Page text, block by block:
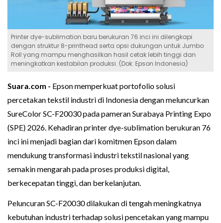
Printer dye-sublimation baru berukuran 76 inci ini dilengkapi
dengan struktur 8-printhead serta opsi dukungan untuk Jumbo
Roll yang mampu menghasilkan hasil cetak lebih tinggi dan
meningkatkan kestabilan produksi. (Dok: Epson Indonesia)
Suara.com - Epson memperkuat portofolio solusi
percetakan tekstil industri di Indonesia dengan meluncurkan
SureColor SC-F20030 pada pameran Surabaya Printing Expo
(SPE) 2026. Kehadiran printer dye-sublimation berukuran 76
inci ini menjadi bagian dari komitmen Epson dalam
mendukung transformasi industri tekstil nasional yang
semakin mengarah pada proses produksi digital,
berkecepatan tinggi, dan berkelanjutan.
Peluncuran SC-F20030 dilakukan di tengah meningkatnya
kebutuhan industri terhadap solusi pencetakan yang mampu